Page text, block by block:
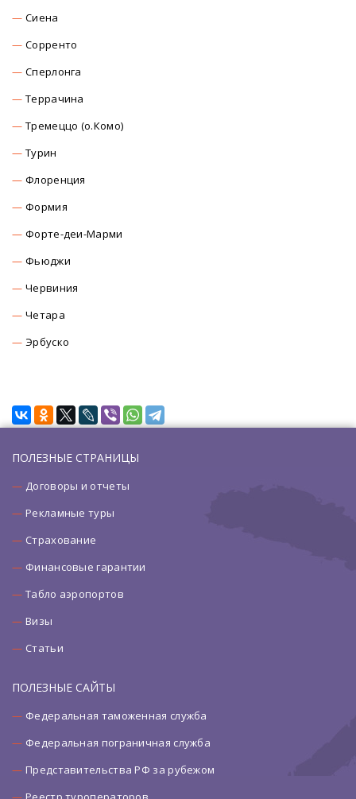
Сиена
Сорренто
Сперлонга
Террачина
Тремеццо (о.Комо)
Турин
Флоренция
Формия
Форте-деи-Марми
Фьюджи
Червиния
Четара
Эрбуско
ПОЛЕЗНЫЕ СТРАНИЦЫ
Договоры и отчеты
Рекламные туры
Страхование
Финансовые гарантии
Табло аэропортов
Визы
Статьи
ПОЛЕЗНЫЕ САЙТЫ
Федеральная таможенная служба
Федеральная пограничная служба
Представительства РФ за рубежом